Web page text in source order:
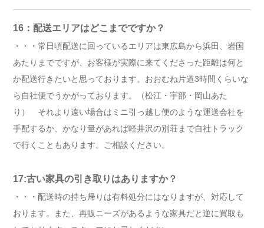
16：配送エリアはどこまでですか？
・・・常日頃配送に回っているエリアは東広島から浜田、岩国
あたりまでですが、お客様が実際に来てくださった距離は何と
か配送行きたいと思っております。おおむね片道3時間くらいな
ら自社便でうかがっております。（松江・宇部・岡山あた
り） それより遠い場合はミニ引っ越し便のような運送会社を
手配するか、かなり量があれば軽井沢の別荘まで自社トラック
で行くこともあります。ご相談ください。
17:古い家具の引き取りはありますか？
・・・配送時の持ち帰りは有料処分にはなりますが、対応して
おります。また、再販ニーズがあるような家具だと逆に買取も